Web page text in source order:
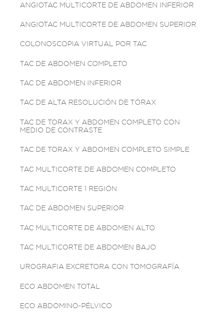
ANGIOTAC MULTICORTE DE ABDOMEN INFERIOR
ANGIOTAC MULTICORTE DE ABDOMEN SUPERIOR
COLONOSCOPIA VIRTUAL POR TAC
TAC DE ABDOMEN COMPLETO
TAC DE ABDOMEN INFERIOR
TAC DE ALTA RESOLUCIÓN DE TÓRAX
TAC DE TORAX Y ABDOMEN COMPLETO CON
MEDIO DE CONTRASTE
TAC DE TORAX Y ABDOMEN COMPLETO SIMPLE
TAC MULTICORTE DE ABDOMEN COMPLETO
TAC MULTICORTE 1 REGIÓN
TAC DE ABDOMEN SUPERIOR
TAC MULTICORTE DE ABDOMEN ALTO
TAC MULTICORTE DE ABDOMEN BAJO
UROGRAFIA EXCRETORA CON TOMOGRAFÍA
ECO ABDOMEN TOTAL
ECO ABDOMINO-PÉLVICO